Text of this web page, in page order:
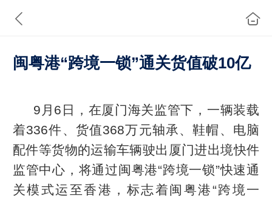
闽粤港“跨境一锁”通关货值破10亿
9月6日，在厦门海关监管下，一辆装载
着336件、货值368万元轴承、鞋帽、电脑
配件等货物的运输车辆驶出厦门进出境快件
监管中心，将通过闽粤港“跨境一锁”快速通
关模式运至香港，标志着闽粤港“跨境一